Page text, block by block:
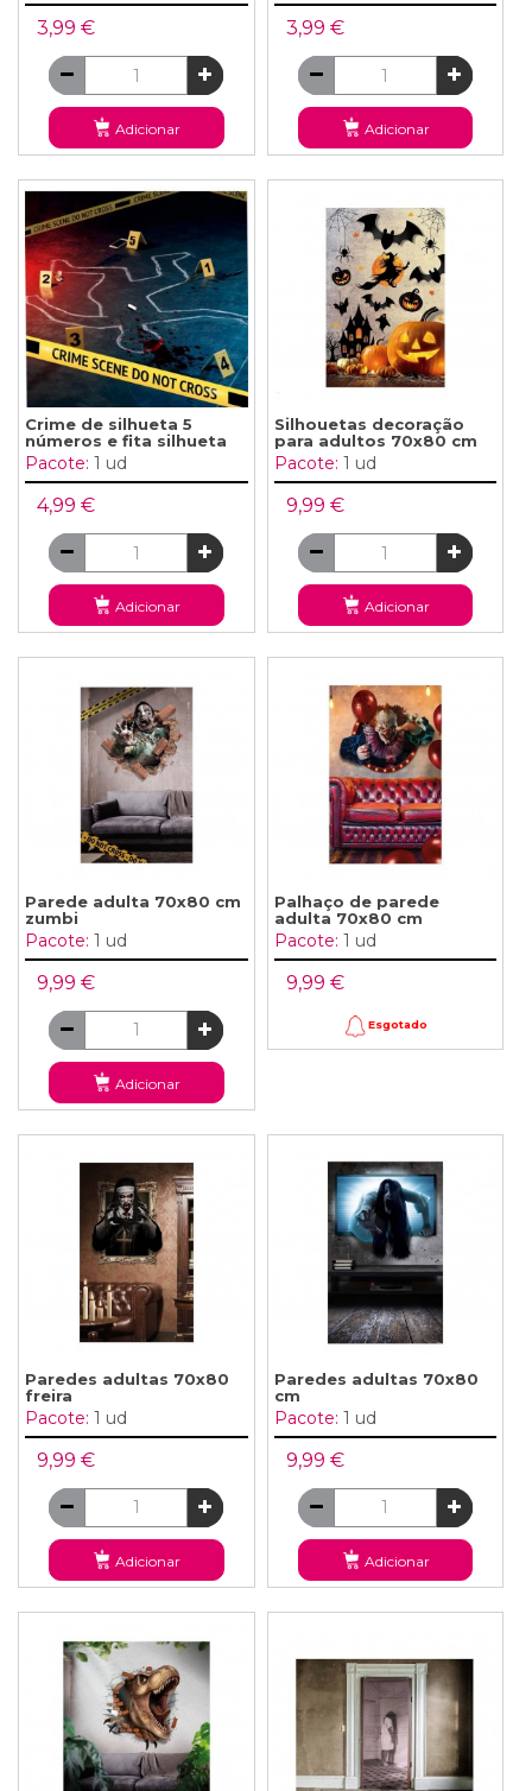
3,99 €
Adicionar
3,99 €
Adicionar
Crime de silhueta 5
números e fita silhueta
Pacote: 1 ud
4,99 €
Adicionar
Silhouetas decoração
para adultos 70x80 cm
Pacote: 1 ud
9,99 €
Adicionar
Parede adulta 70x80 cm
zumbi
Pacote: 1 ud
9,99 €
Adicionar
Palhaço de parede
adulta 70x80 cm
Pacote: 1 ud
9,99 €
Esgotado
Paredes adultas 70x80
freira
Pacote: 1 ud
9,99 €
Adicionar
Paredes adultas 70x80
cm
Pacote: 1 ud
9,99 €
Adicionar